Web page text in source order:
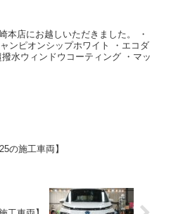
本店にお越しいただきました。 ・
ンピオンシップホワイト ・エコダ
水ウィンドウコーティング ・マッ
25の施工車両】